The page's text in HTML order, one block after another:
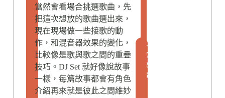
當然會看場合挑選歌曲，先
把這次想放的歌曲選出來，
現在現場做一些接歌的動
作，和混音器效果的變化，
比較像是歌與歌之間的重疊
技巧。DJ Set 就好像說故事
一樣，每篇故事都會有角色
介紹再來就是彼此之間維妙
人
物
故
事